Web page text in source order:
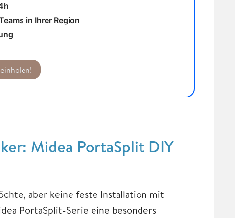
in Ihrer Region
Midea PortaSplit DIY
aber keine feste Installation mit
PortaSplit-Serie eine besonders